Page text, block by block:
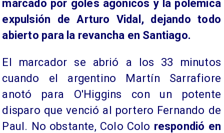
marcado por goles agónicos y la polémica
expulsión de Arturo Vidal, dejando todo
abierto para la revancha en Santiago.
El marcador se abrió a los 33 minutos
cuando el argentino Martín Sarrafiore
anotó para O'Higgins con un potente
disparo que venció al portero Fernando de
Paul. No obstante, Colo Colo respondió en